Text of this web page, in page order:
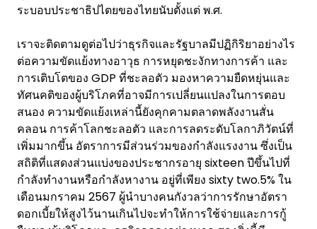
ระบอบประชาธิปไตยของไทยนับตั้งแต่ พ.ศ.
เราจะติดตามดูต่อไปว่าธุรกิจและรัฐบาลมีปฏิกิริยาอย่างไร
ต่อความขัดแย้งทางอาวุธ การหยุดชะงักทางการค้า และ
การเติบโตของ GDP ที่ชะลอตัว มองหาความยืดหยุ่นและ
ทัศนคติของผู้บริโภคที่อาจมีการเปลี่ยนแปลงในการตอบ
สนอง ความขัดแย้งเหล่านี้ยังคุกคามตลาดพลังงานสั่น
คลอน การค้าโลกชะลอตัว และการลดระดับโลกาภิวัตน์ที่
เพิ่มมากขึ้น อัตราการมีส่วนร่วมของกำลังแรงงาน ซึ่งเป็น
สถิติที่แสดงส่วนแบ่งของประชากรอายุ sixteen ปีขึ้นไปที่
กำลังทำงานหรือกำลังหางาน อยู่ที่เพียง sixty two.5% ใน
เดือนมกราคม 2567 ผู้นำบางคนกังวลว่าการรักษาอัตรา
ดอกเบี้ยให้สูงไว้นานเกินไปจะทำให้การใช้จ่ายและการกู้